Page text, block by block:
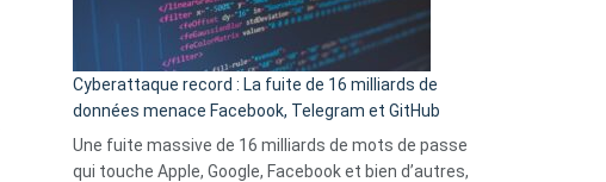
Wrapped
Party
pour
comparer
vos
goûts
musicaux
Cyberattaque record : La fuite de 16 milliards de
données menace Facebook, Telegram et GitHub
Une fuite massive de 16 milliards de mots de passe
qui touche Apple, Google, Facebook et bien d’autres,